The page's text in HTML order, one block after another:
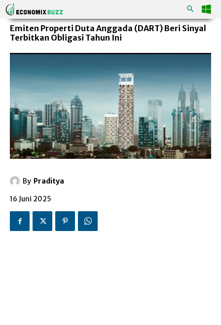
Emiten Properti Duta Anggada (DART) Beri Sinyal
Terbitkan Obligasi Tahun Ini
By Praditya
16 Juni 2025